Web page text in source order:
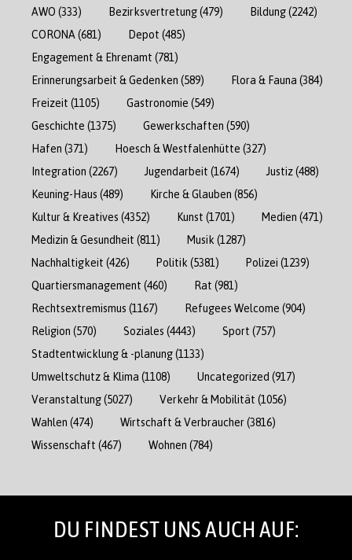
AWO (333) Bezirksvertretung(479) Bildung(2242)
CORONA (681) Depot (485)
Engagement & Ehrenamt (781)
Erinnerungsarbeit & Gedenken (589) Flora & Fauna (384)
Freizeit (1105) Gastronomie (549)
Geschichte (1375) Gewerkschaften (590)
Hafen (371) Hoesch & Westfalenhütte (327)
Integration (2267) Jugendarbeit (1674) Justiz(488)
Keuning-Haus (489) Kirche & Glauben (856)
Kultur & Kreatives (4352) Kunst (1701) Medien (471)
Medizin & Gesundheit (811) Musik (1287)
Nachhaltigkeit (426) Politik (5381) Polizei (1239)
Quartiersmanagement (460) Rat (981)
Rechtsextremismus (1167) Refugees Welcome (904)
Religion (570) Soziales (4443) Sport (757)
Stadtentwicklung & -planung(1133)
Umweltschutz & Klima (1108) Uncategorized (917)
Veranstaltung(5027) Verkehr & Mobilität (1056)
Wahlen (474) Wirtschaft & Verbraucher(3816)
Wissenschaft (467) Wohnen (784)
DU FINDEST UNS AUCH AUF: